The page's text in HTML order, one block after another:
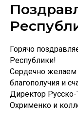
Горячо
Республики!
Сердечно желаем
благополучия и
Директор
Охрименко и